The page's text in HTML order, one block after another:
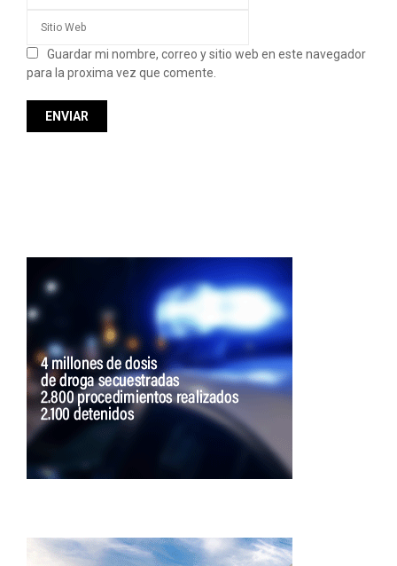
Guardar mi nombre, correo y sitio web en este navegador
para la proxima vez que comente.